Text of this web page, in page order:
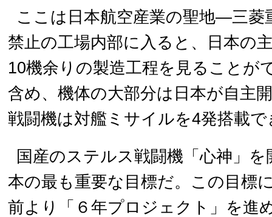
ここは日本航空産業の聖地―三菱
禁止の工場内部に入ると、日本の
10機余りの製造工程を見ることが
含め、機体の大部分は日本が自主
戦闘機は対艦ミサイルを4発搭載で
国産のステルス戦闘機「心神」
本の最も重要な目標だ。この目標
前より「６年プロジェクト」を進